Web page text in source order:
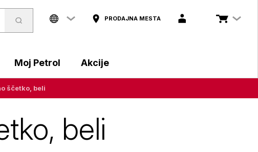
PRODAJNA MESTA
Moj Petrol Akcije
ščetko, beli
beli